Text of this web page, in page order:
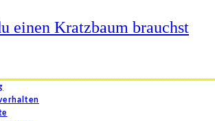
einen Kratzbaum brauchst